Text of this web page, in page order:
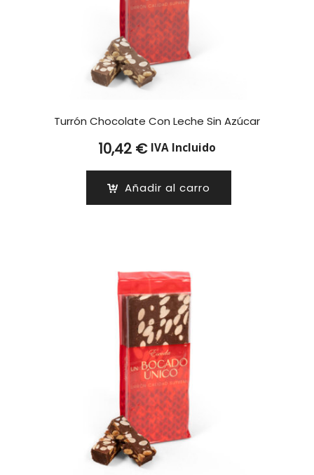
Turrón Chocolate Con Leche Sin Azúcar
10,42 € IVA Incluido
Añadir al carro